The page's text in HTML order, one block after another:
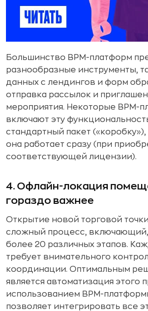
Большинство BPM-платформ
разнообразные инструменты,
данных с лендингов и форм
отправка рассылок и
мероприятия. Некоторые BPM-
включают эту
стандартный пакет
она работает сразу (при
соответствующей лицензии).
4. Офлайн-локация
гораздо важнее
Открытие новой торговой
сложный процесс, включающий,
более 20 различных этапов.
требует внимательного
координации. Оптимальным
является автоматизация этого
использованием BPM-
позволяет интегрировать все